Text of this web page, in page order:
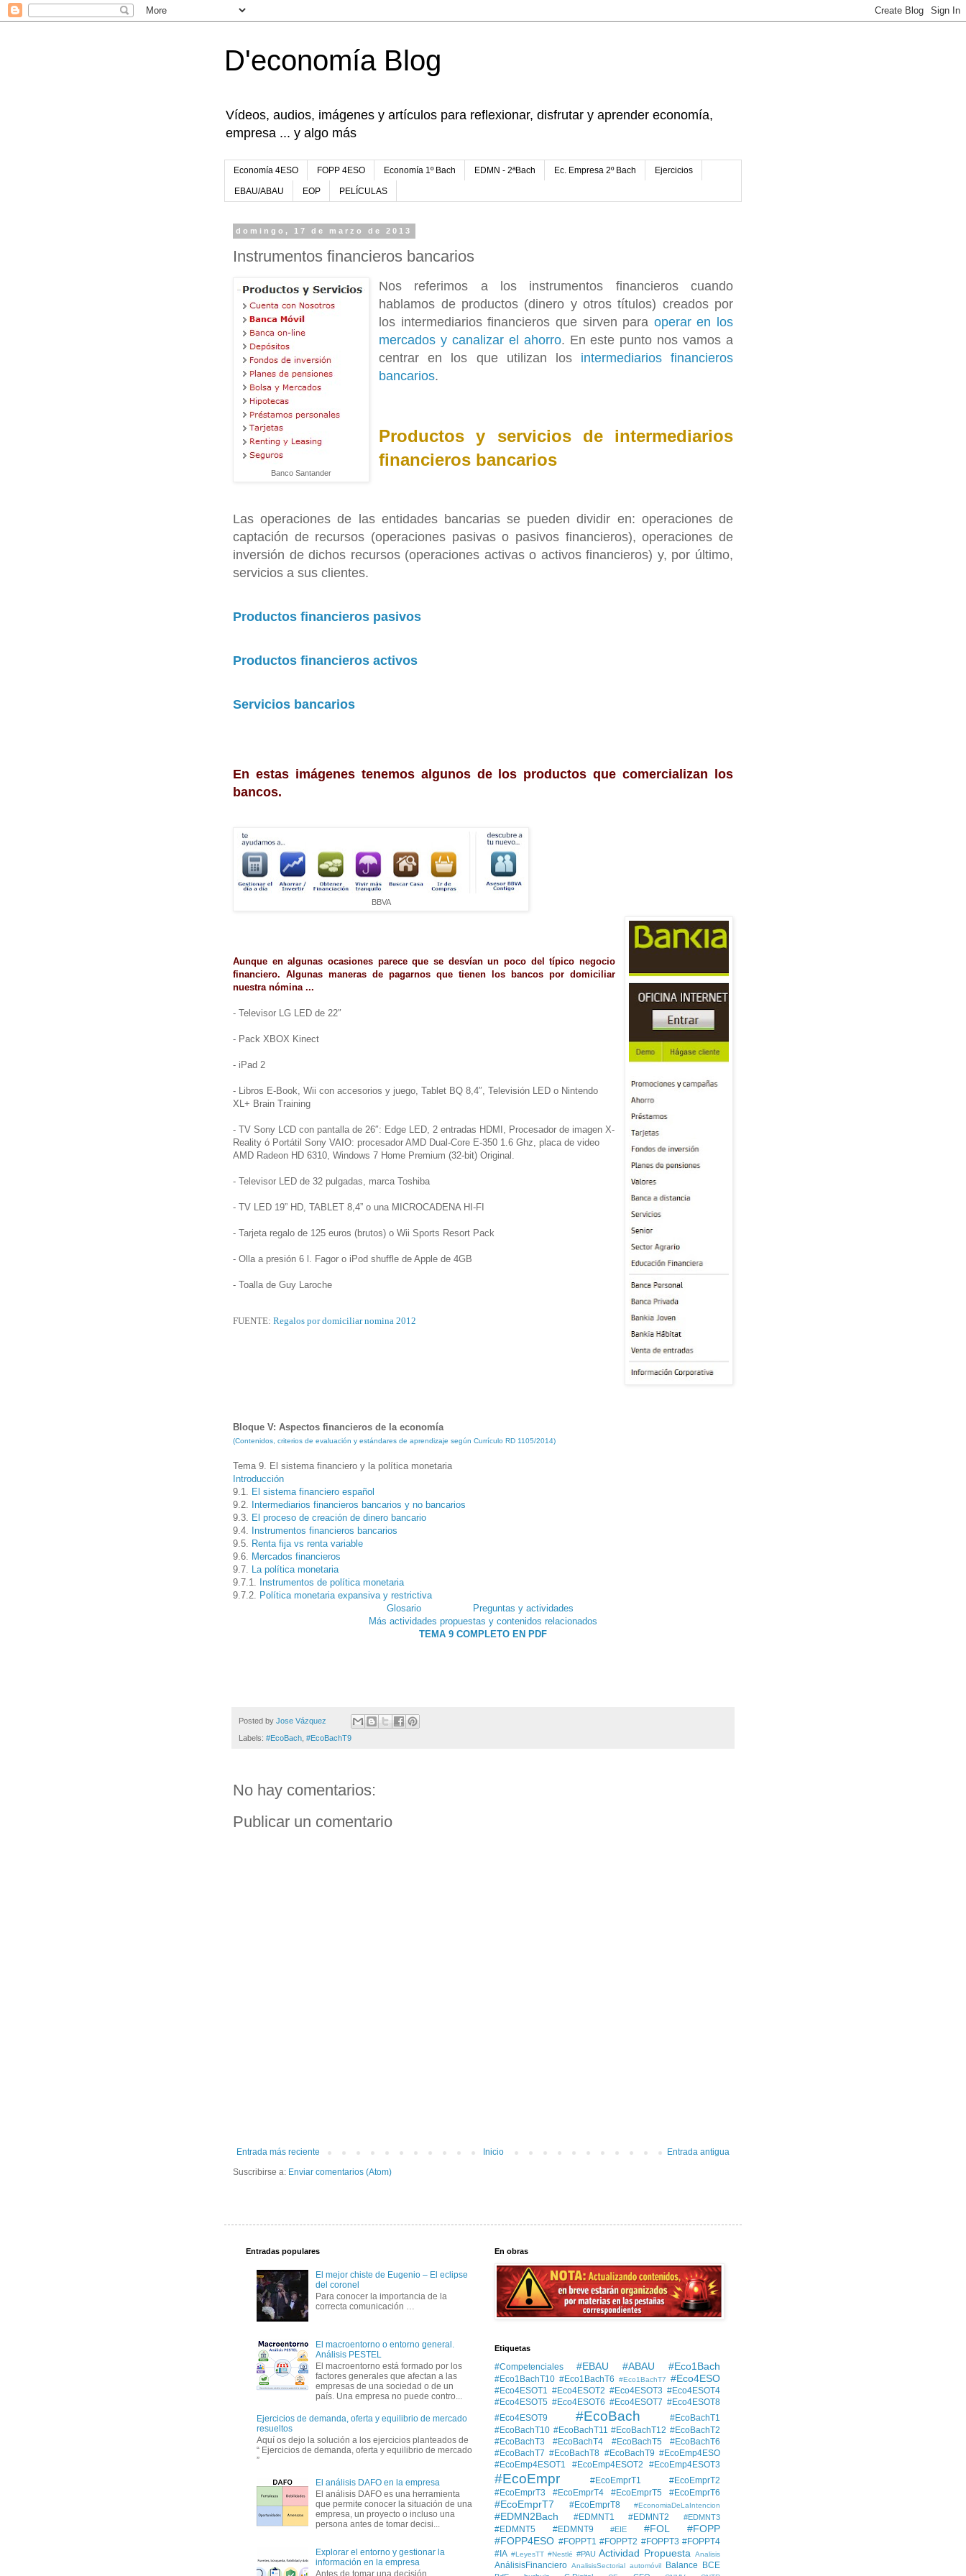
D'economía Blog
Vídeos, audios, imágenes y artículos para reflexionar, disfrutar y aprender economía,
empresa ... y algo más
Economía 4ESO FOPP 4ESO Economía 1º Bach EDMN - 2ªBach Ec. Empresa 2º Bach Ejercicios
EBAU/ABAU EOP PELÍCULAS
domingo, 17 de marzo de 2013
Instrumentos financieros bancarios
Banco Santander
Nos referimos a los instrumentos financieros cuando
hablamos de productos (dinero y otros títulos) creados por
los intermediarios financieros que sirven para operar en los
mercados y canalizar el ahorro. En este punto nos vamos a
centrar en los que utilizan los intermediarios financieros
bancarios.
Productos y servicios de intermediarios
financieros bancarios
Las operaciones de las entidades bancarias se pueden dividir en: operaciones de
captación de recursos (operaciones pasivas o pasivos financieros), operaciones de
inversión de dichos recursos (operaciones activas o activos financieros) y, por último,
servicios a sus clientes.
Productos financieros pasivos
Productos financieros activos
Servicios bancarios
En estas imágenes tenemos algunos de los productos que comercializan los
bancos.
BBVA
Aunque en algunas ocasiones parece que se desvían un poco del típico negocio
financiero. Algunas maneras de pagarnos que tienen los bancos por domiciliar
nuestra nómina ...
- Televisor LG LED de 22″
- Pack XBOX Kinect
- iPad 2
- Libros E-Book, Wii con accesorios y juego, Tablet BQ 8,4″, Televisión LED o Nintendo
XL+ Brain Training
- TV Sony LCD con pantalla de 26″: Edge LED, 2 entradas HDMI, Procesador de imagen X-
Reality ó Portátil Sony VAIO: procesador AMD Dual-Core E-350 1.6 Ghz, placa de video
AMD Radeon HD 6310, Windows 7 Home Premium (32-bit) Original.
- Televisor LED de 32 pulgadas, marca Toshiba
- TV LED 19” HD, TABLET 8,4” o una MICROCADENA HI-FI
- Tarjeta regalo de 125 euros (brutos) o Wii Sports Resort Pack
- Olla a presión 6 l. Fagor o iPod shuffle de Apple de 4GB
- Toalla de Guy Laroche
FUENTE: Regalos por domiciliar nomina 2012
Bloque V: Aspectos financieros de la economía
(Contenidos, criterios de evaluación y estándares de aprendizaje según Currículo RD 1105/2014)
Tema 9. El sistema financiero y la política monetaria
Introducción
9.1. El sistema financiero español
9.2. Intermediarios financieros bancarios y no bancarios
9.3. El proceso de creación de dinero bancario
9.4. Instrumentos financieros bancarios
9.5. Renta fija vs renta variable
9.6. Mercados financieros
9.7. La política monetaria
9.7.1. Instrumentos de política monetaria
9.7.2. Política monetaria expansiva y restrictiva
Glosario
Preguntas y actividades
Más actividades propuestas y contenidos relacionados
TEMA 9 COMPLETO EN PDF
Posted by Jose Vázquez
Labels: #EcoBach, #EcoBachT9
No hay comentarios:
Publicar un comentario
Entrada más reciente Entrada antigua
Inicio
Suscribirse a: Enviar comentarios (Atom)
Entradas populares
El mejor chiste de Eugenio – El eclipse
del coronel
Para conocer la importancia de la
correcta comunicación …
El macroentorno o entorno general.
Análisis PESTEL
El macroentorno está formado por los
factores generales que afectan a las
empresas de una sociedad o de un
país. Una empresa no puede contro...
Ejercicios de demanda, oferta y equilibrio de mercado
resueltos
Aquí os dejo la solución a los ejercicios planteados de
“ Ejercicios de demanda, oferta y equilibrio de mercado
”
El análisis DAFO en la empresa
El análisis DAFO es una herramienta
que permite conocer la situación de una
empresa, un proyecto o incluso una
persona antes de tomar decisi...
Explorar el entorno y gestionar la
información en la empresa
Antes de tomar una decisión
En obras
Etiquetas
#Competenciales #EBAU #ABAU #Eco1Bach
#Eco1BachT10 #Eco1BachT6 #Eco1BachT7 #Eco4ESO
#Eco4ESOT1 #Eco4ESOT2 #Eco4ESOT3 #Eco4ESOT4
#Eco4ESOT5 #Eco4ESOT6 #Eco4ESOT7 #Eco4ESOT8
#Eco4ESOT9
#EcoBach
#EcoBachT1
#EcoBachT10 #EcoBachT11 #EcoBachT12 #EcoBachT2
#EcoBachT3
#EcoBachT4 #EcoBachT5
#EcoBachT6
#EcoBachT7 #EcoBachT8 #EcoBachT9 #EcoEmp4ESO
#EcoEmp4ESOT1
#EcoEmp4ESOT2 #EcoEmp4ESOT3
#EcoEmpr #EcoEmprT1
#EcoEmprT2
#EcoEmprT3
#EcoEmprT4 #EcoEmprT5 #EcoEmprT6
#EcoEmprT7 #EcoEmprT8 #EconomiaDeLaIntencion
#EDMN2Bach #EDMNT1 #EDMNT2 #EDMNT3
#EDMNT5 #EDMNT9 #EIE #FOL
#FOPP
#FOPP4ESO #FOPPT1 #FOPPT2 #FOPPT3 #FOPPT4
#IA #LeyesTT #Nestlé #PAU Actividad Propuesta Analisis
AnálisisFinanciero AnalisisSectorial automóvil Balance BCE